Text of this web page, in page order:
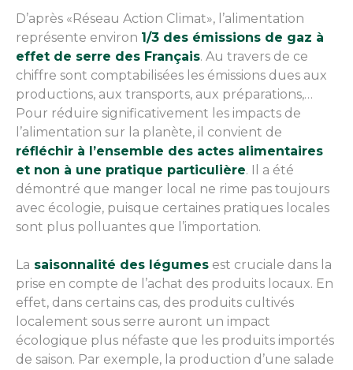
D’après «Réseau Action Climat», l’alimentation
représente environ 1/3 des émissions de gaz à
effet de serre des Français. Au travers de ce
chiffre sont comptabilisées les émissions dues aux
productions, aux transports, aux préparations,…
Pour réduire significativement les impacts de
l’alimentation sur la planète, il convient de
réfléchir à l’ensemble des actes alimentaires
et non à une pratique particulière. Il a été
démontré que manger local ne rime pas toujours
avec écologie, puisque certaines pratiques locales
sont plus polluantes que l’importation.
La saisonnalité des légumes est cruciale dans la
prise en compte de l’achat des produits locaux. En
effet, dans certains cas, des produits cultivés
localement sous serre auront un impact
écologique plus néfaste que les produits importés
de saison. Par exemple, la production d’une salade